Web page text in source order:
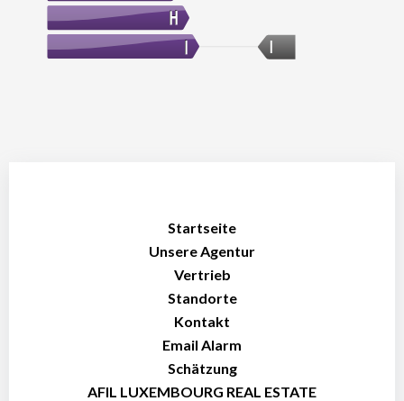
I
Startseite
Unsere Agentur
Vertrieb
Standorte
Kontakt
Email Alarm
Schätzung
AFIL LUXEMBOURG REAL ESTATE